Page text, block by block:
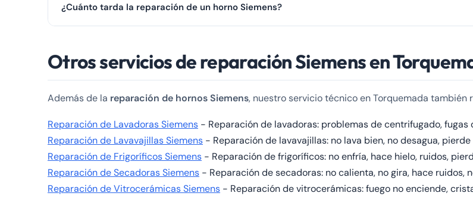
durante 30 minutos. Si persiste, contacte con nosotros al ☎️ 979 692 637.
¿Cuánto tarda la reparación de un horno Siemens?
Otros servicios de reparación Siemens en
Además de la reparación de hornos Siemens, nuestro servicio técnico en Torquemada
Reparación de Lavadoras Siemens - Reparación de lavadoras: problemas de centrifugado, fugas
Reparación de Lavavajillas Siemens - Reparación de lavavajillas: no lava bien, no desagua,
Reparación de Frigoríficos Siemens - Reparación de frigoríficos: no enfría, hace hielo, ruidos,
Reparación de Secadoras Siemens - Reparación de secadoras: no calienta, no gira, hace ruidos,
Reparación de Vitrocerámicas Siemens - Reparación de vitrocerámicas: fuego no enciende,